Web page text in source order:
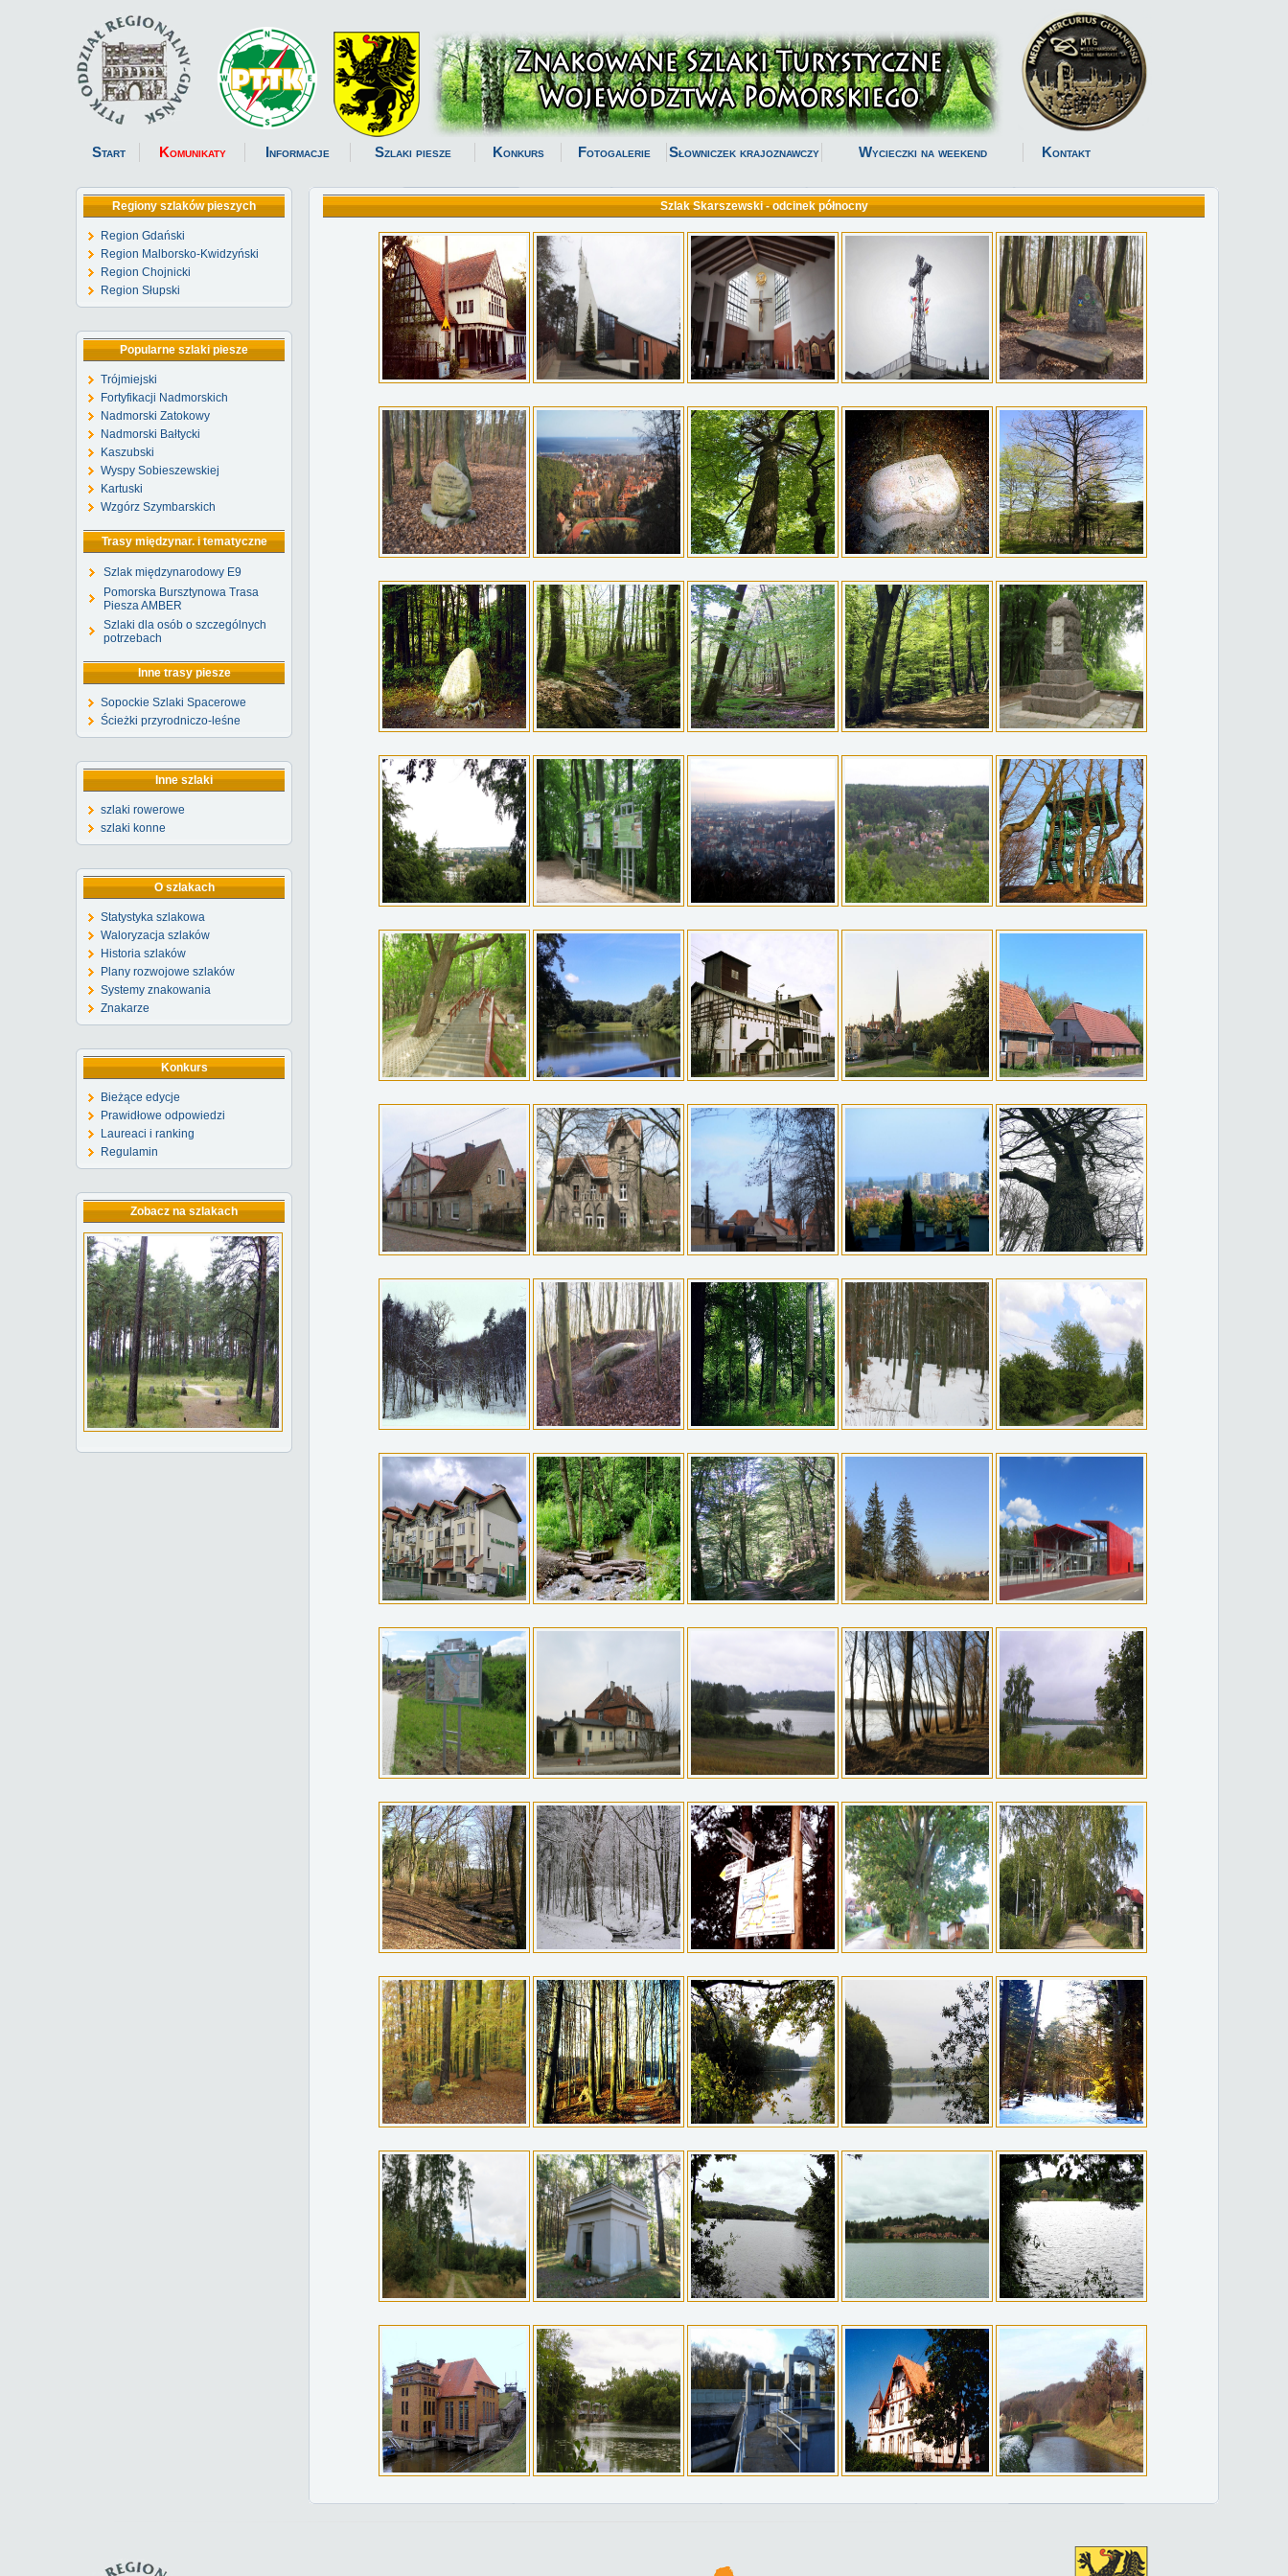
Start Komunikaty Informacje Szlaki piesze Konkurs Fotogalerie Słowniczek krajoznawczy Wycieczki na weekend Kontakt
Regiony szlaków pieszych
Region Gdański
Region Malborsko-Kwidzyński
Region Chojnicki
Region Słupski
Popularne szlaki piesze
Trójmiejski
Fortyfikacji Nadmorskich
Nadmorski Zatokowy
Nadmorski Bałtycki
Kaszubski
Wyspy Sobieszewskiej
Kartuski
Wzgórz Szymbarskich
Trasy międzynar. i tematyczne
Szlak międzynarodowy E9
Pomorska Bursztynowa Trasa
Piesza AMBER
Szlaki dla osób o szczególnych
potrzebach
Inne trasy piesze
Sopockie Szlaki Spacerowe
Ścieżki przyrodniczo-leśne
Inne szlaki
szlaki rowerowe
szlaki konne
O szlakach
Statystyka szlakowa
Waloryzacja szlaków
Historia szlaków
Plany rozwojowe szlaków
Systemy znakowania
Znakarze
Konkurs
Bieżące edycje
Prawidłowe odpowiedzi
Laureaci i ranking
Regulamin
Zobacz na szlakach
Szlak Skarszewski - odcinek północny